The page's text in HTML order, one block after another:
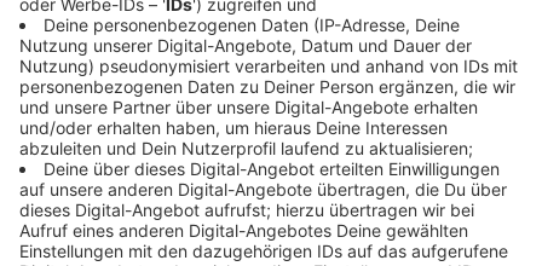
Nicht nur Senioren gehen Betrügern auf den Leim. In
Rhede ist jetzt ein 41-jähriger Mann auf die Microsoft-
Masche hereingefallen. Er hatte gerade technische
Probleme mit seinem Computer und genau da rief der
Betrüger an und gab sich als Mitarbeiter der Firma
Microsoft aus. Der 41jährige ließ zu, dass der
Unbekannten ein Programm auf seinem Rechner